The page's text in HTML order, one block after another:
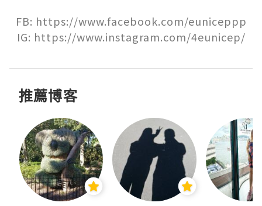
FB: https://www.facebook.com/euniceppp
IG: https://www.instagram.com/4eunicep/
推薦博客